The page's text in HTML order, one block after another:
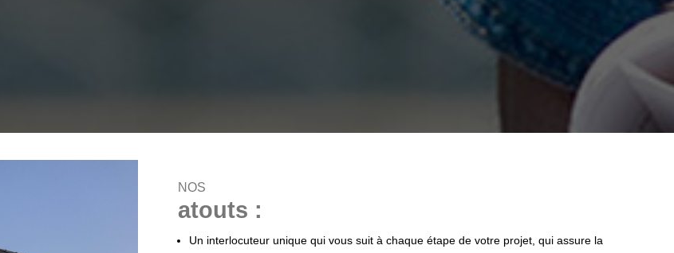
NOS
atouts :
Un interlocuteur unique qui vous suit à chaque étape de votre projet, qui assure la